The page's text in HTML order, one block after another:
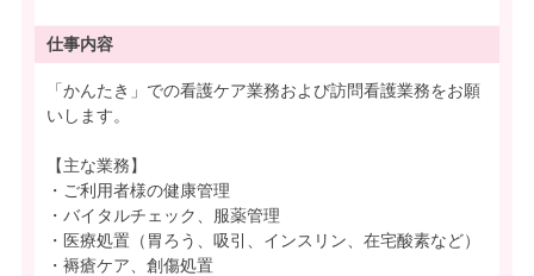
仕事内容
「かんたき」での看護ケア業務および訪問看護業務をお願
いします。
【主な業務】
・ご利用者様の健康管理
・バイタルチェック、服薬管理
・医療処置（胃ろう、吸引、インスリン、在宅酸素など）
・褥瘡ケア、創傷処置